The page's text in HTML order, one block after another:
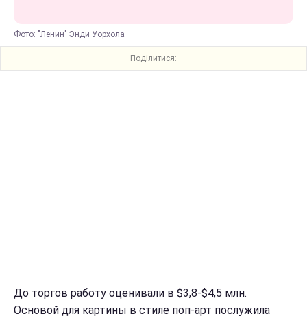
Фото: "Ленин" Энди Уорхола
Поділитися:
До торгов работу оценивали в $3,8-$4,5 млн.
Основой для картины в стиле поп-арт послужила